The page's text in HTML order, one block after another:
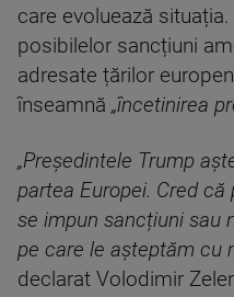
care evoluează situația.
posibilelor sancțiuni
adresate țărilor
înseamnă „încetinirea
„Președintele Trump
partea Europei. Cred
se impun sancțiuni sau
pe care le așteptăm cu
declarat Volodimir